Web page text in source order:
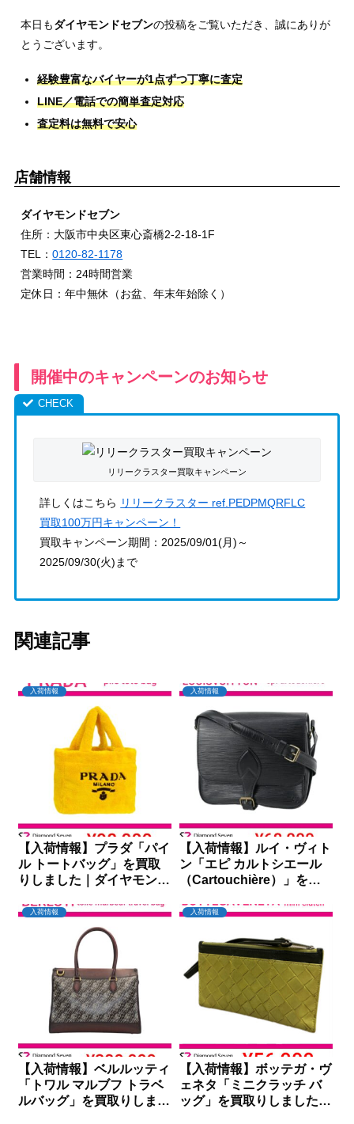
本日もダイヤモンドセブンの投稿をご覧いただき、誠にありが
とうございます。
経験豊富なバイヤーが1点ずつ丁寧に査定
LINE／電話での簡単査定対応
査定料は無料で安心
店舗情報
ダイヤモンドセブン
住所：大阪市中央区東心斎橋2-2-18-1F
TEL：0120-82-1178
営業時間：24時間営業
定休日：年中無休（お盆、年末年始除く）
開催中のキャンペーンのお知らせ
リリークラスター買取キャンペーン
詳しくはこちら リリークラスター ref.PEDPMQRFLC
買取100万円キャンペーン！
買取キャンペーン期間：2025/09/01(月)～
2025/09/30(火)まで
関連記事
入荷情報
【入荷情報】プラダ「パイ
ル トートバッグ」を買取
りしました｜ダイヤモンド
入荷情報
【入荷情報】ルイ・ヴィト
ン「エピ カルトシエール
（Cartouchière）」を買
ドセブン
入荷情報
【入荷情報】ベルルッティ
「トワル マルブフ トラベ
ルバッグ」を買取りしまし
入荷情報
【入荷情報】ボッテガ・ヴ
ェネタ「ミニクラッチ バ
ッグ」を買取りしました｜